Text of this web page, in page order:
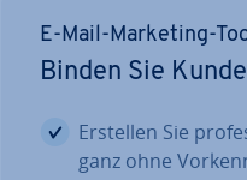
E-Mail-Marketing-
Binden Sie
Erstellen Sie
ganz ohne